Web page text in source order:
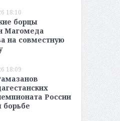
18:10
борцы
Магомеда
на совместную
18:09
России
борьбе